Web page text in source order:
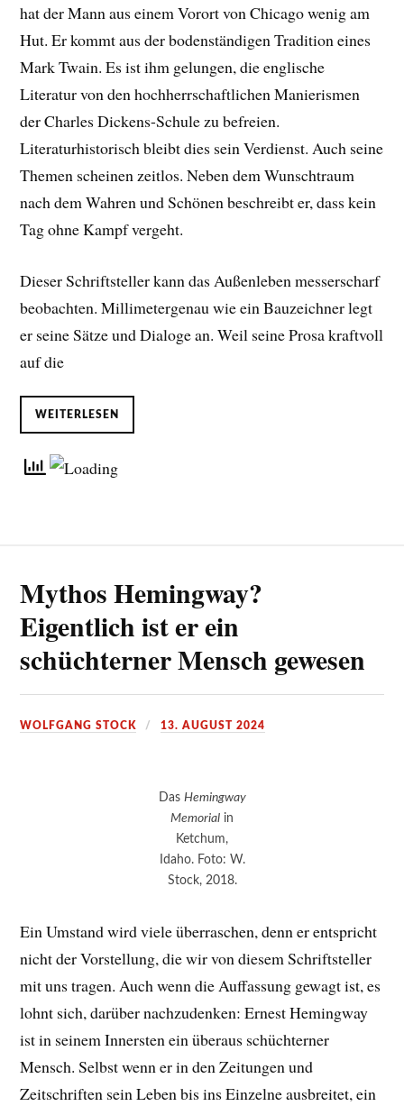
hat der Mann aus einem Vorort von Chicago wenig am
Hut. Er kommt aus der bodenständigen Tradition eines
Mark Twain. Es ist ihm gelungen, die englische
Literatur von den hochherrschaftlichen Manierismen
der Charles Dickens-Schule zu befreien.
Literaturhistorisch bleibt dies sein Verdienst. Auch seine
Themen scheinen zeitlos. Neben dem Wunschtraum
nach dem Wahren und Schönen beschreibt er, dass kein
Tag ohne Kampf vergeht.
Dieser Schriftsteller kann das Außenleben messerscharf
beobachten. Millimetergenau wie ein Bauzeichner legt
er seine Sätze und Dialoge an. Weil seine Prosa kraftvoll
auf die
WEITERLESEN
Mythos Hemingway?
Eigentlich ist er ein
schüchterner Mensch gewesen
WOLFGANG STOCK 13. AUGUST 2024
Das Hemingway
Memorial in
Ketchum,
Idaho. Foto: W.
Stock, 2018.
Ein Umstand wird viele überraschen, denn er entspricht
nicht der Vorstellung, die wir von diesem Schriftsteller
mit uns tragen. Auch wenn die Auffassung gewagt ist, es
lohnt sich, darüber nachzudenken: Ernest Hemingway
ist in seinem Innersten ein überaus schüchterner
Mensch. Selbst wenn er in den Zeitungen und
Zeitschriften sein Leben bis ins Einzelne ausbreitet, ein